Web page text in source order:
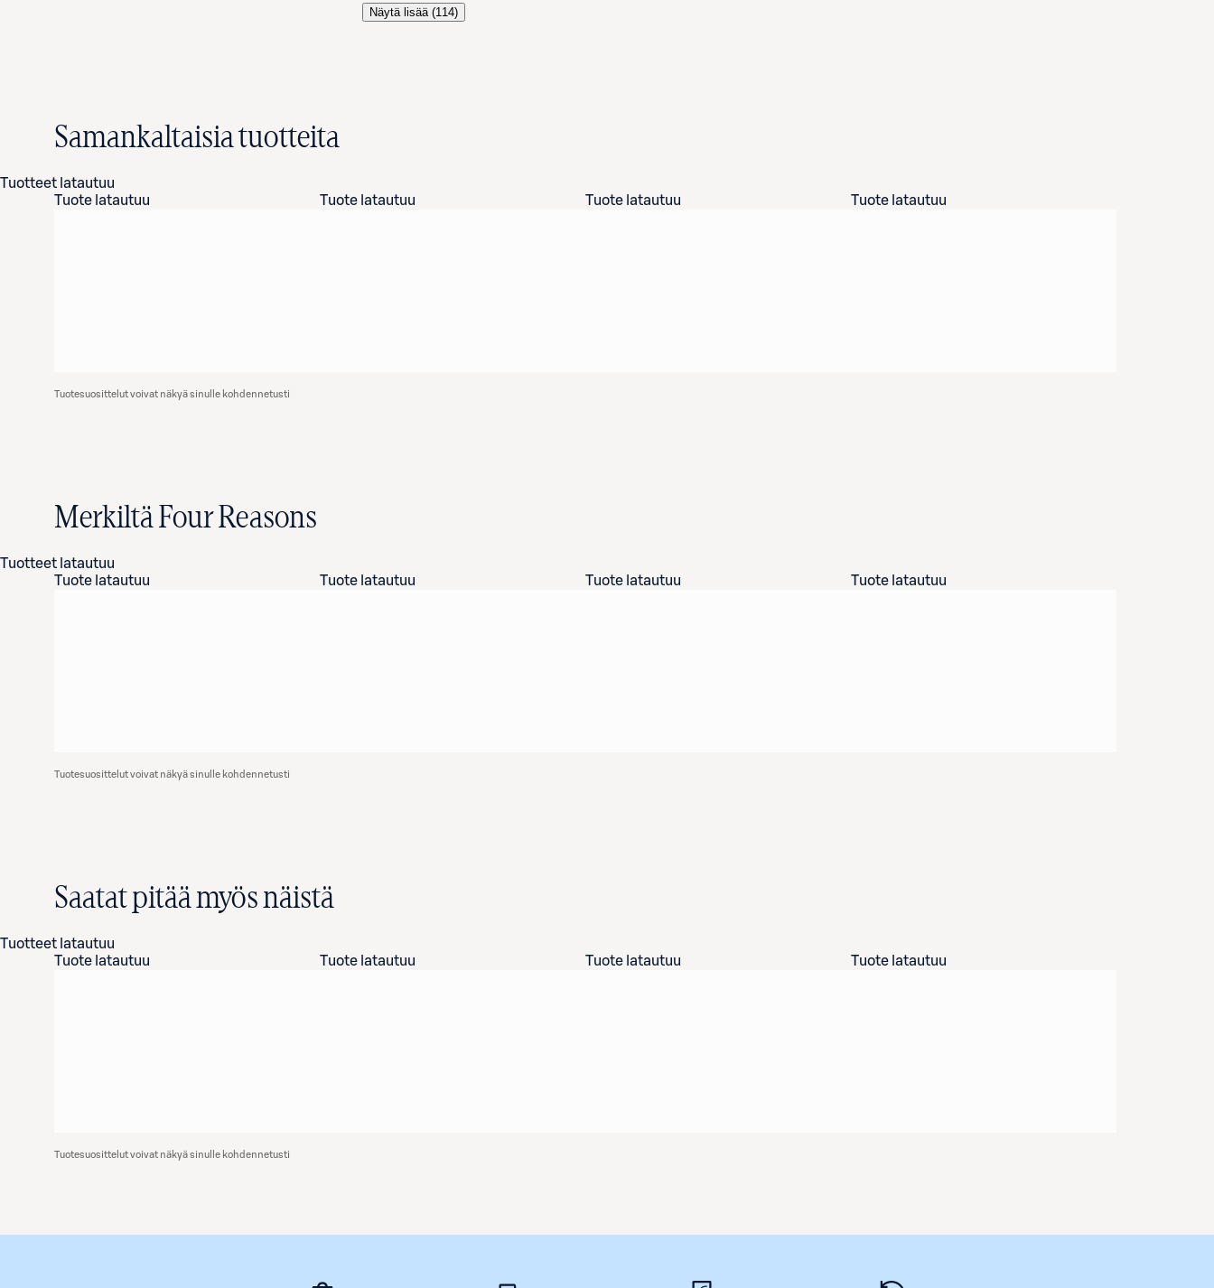
Näytä lisää (114)
Samankaltaisia tuotteita
Tuotteet latautuu
Tuote latautuu
Tuote latautuu Tuote latautuu Tuote latautuu
Tuotesuosittelut voivat näkyä sinulle kohdennetusti
Merkiltä Four Reasons
Tuotteet latautuu
Tuote latautuu
Tuote latautuu Tuote latautuu Tuote latautuu
Tuotesuosittelut voivat näkyä sinulle kohdennetusti
Saatat pitää myös näistä
Tuotteet latautuu
Tuote latautuu
Tuote latautuu Tuote latautuu Tuote latautuu
Tuotesuosittelut voivat näkyä sinulle kohdennetusti